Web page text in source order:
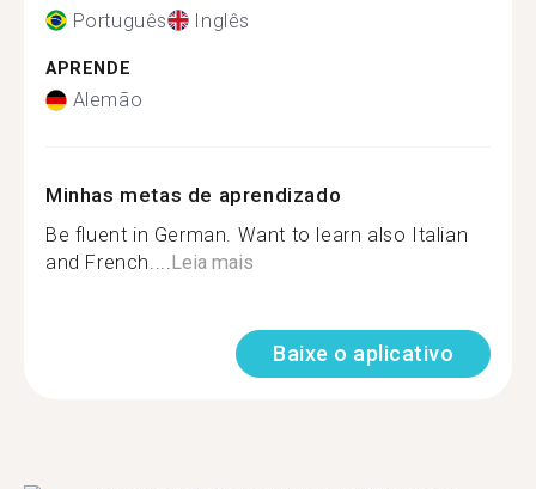
Português Inglês
APRENDE
Alemão
Minhas metas de aprendizado
Be fluent in German. Want to learn also Italian
and French....Leia mais
Baixe o aplicativo